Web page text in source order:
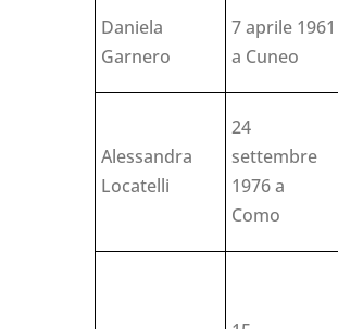
Daniela
Garnero
7 aprile 1961
a Cuneo
Alessandra
Locatelli
24
settembre
1976 a
Como